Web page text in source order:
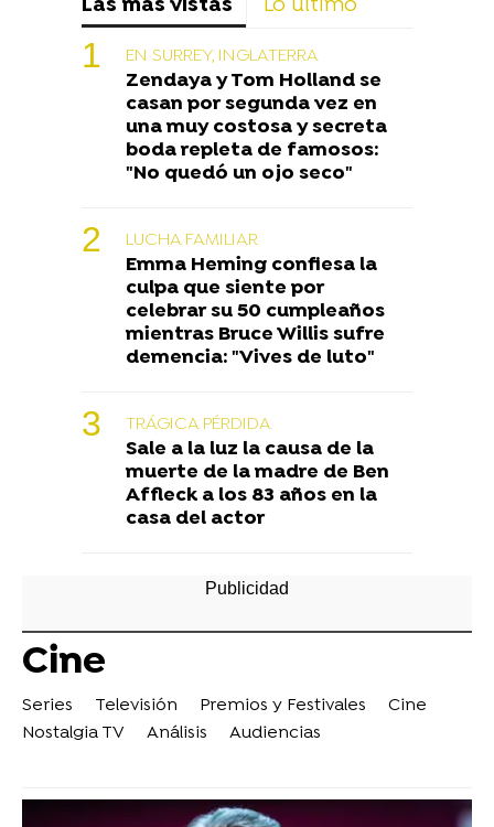
Las más vistas Lo último
EN SURREY, INGLATERRA
Zendaya y Tom Holland se
casan por segunda vez en
una muy costosa y secreta
boda repleta de famosos:
"No quedó un ojo seco"
LUCHA FAMILIAR
Emma Heming confiesa la
culpa que siente por
celebrar su 50 cumpleaños
mientras Bruce Willis sufre
demencia: "Vives de luto"
TRÁGICA PÉRDIDA
Sale a la luz la causa de la
muerte de la madre de Ben
Affleck a los 83 años en la
casa del actor
Cine
Series Televisión Premios y Festivales
Cine
Nostalgia TV
Análisis Audiencias